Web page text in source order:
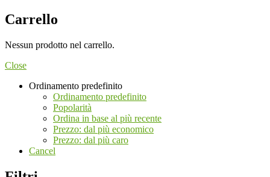
Carrello
Nessun prodotto nel carrello.
Close
Ordinamento predefinito
Ordinamento predefinito
Popolarità
Ordina in base al più recente
Prezzo: dal più economico
Prezzo: dal più caro
Cancel